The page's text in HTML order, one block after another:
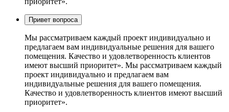
Привет вопроса
Мы рассматриваем каждый проект индивидуально и
предлагаем вам индивидуальные решения для вашего
помещения. Качество и удовлетворенность клиентов
имеют высший приоритет». Мы рассматриваем каждый
проект индивидуально и предлагаем вам
индивидуальные решения для вашего помещения.
Качество и удовлетворенность клиентов имеют высший
приоритет».